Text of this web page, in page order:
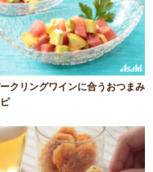
クリングワインに合うおつまみ